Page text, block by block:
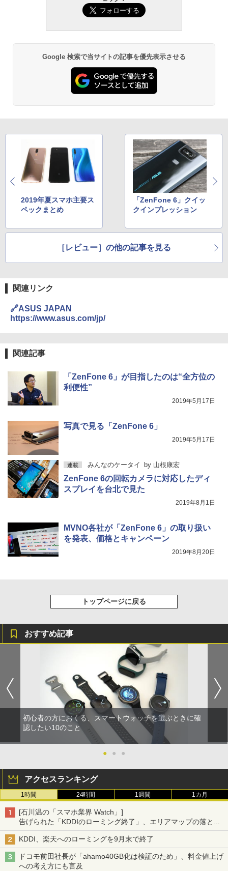
Google 検索で当サイトの記事を優先表示させる
2019年夏スマホ主要ス
ペックまとめ
「ZenFone 6」クイッ
クインプレッション
［レビュー］の他の記事を見る
関連リンク
🔗ASUS JAPAN
https://www.asus.com/jp/
関連記事
「ZenFone 6」が目指したのは“全方位の
利便性”
2019年5月17日
写真で見る「ZenFone 6」
2019年5月17日
連載 みんなのケータイ by 山根康宏
ZenFone 6の回転カメラに対応したディ
スプレイを台北で見た
2019年8月1日
MVNO各社が「ZenFone 6」の取り扱い
を発表、価格とキャンペーン
2019年8月20日
トップページに戻る
おすすめ記事
初心者の方におくる、スマートウォッチを選ぶときに確
認したい10のこと
● ● ●
アクセスランキング
1時間 24時間 1週間 1カ月
[石川温の「スマホ業界 Watch」]
告げられた「KDDIのローミング終了」、エリアマップの落とし
穴と楽天モバイルの課題
KDDI、楽天へのローミングを9月末で終了
ドコモ前田社長が「ahamo40GB化は検証のため」、料金値上げ
への考え方にも言及